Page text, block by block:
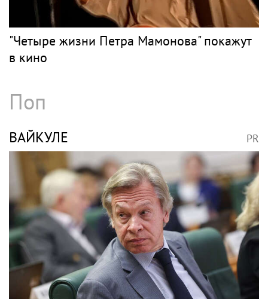
"Четыре жизни Петра Мамонова" покажут
в кино
Поп
ВАЙКУЛЕ PR